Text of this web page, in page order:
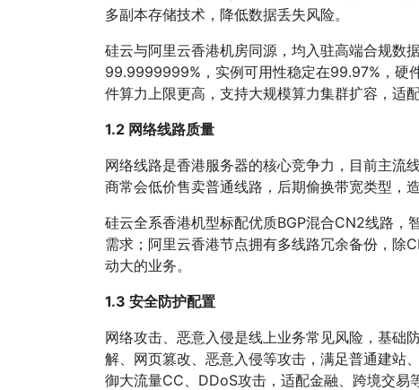
多副本存储技术，降低数据丢失风险。
硅云与阿里云香港机房同源，均入驻高端合规数
99.9999999%，实例可用性稳定在99.97%，硬
件算力上限更高，支持大规模算力集群扩容，适
1.2 网络线路质量
网络线路是香港服务器的核心竞争力，目前主流
商常会低价售卖普通线路，后期偷换带宽类型，
硅云全系香港机型标配优质BGP混合CN2线路
需求；阿里云香港节点拥有多线路冗余备份，除
动大的业务。
1.3 安全防护配置
网络攻击、恶意入侵是线上业务常见风险，基础
解、网页篡改、恶意入侵等攻击，满足普通建站
御大流量CC、DDoS攻击，适配金融、跨境交易